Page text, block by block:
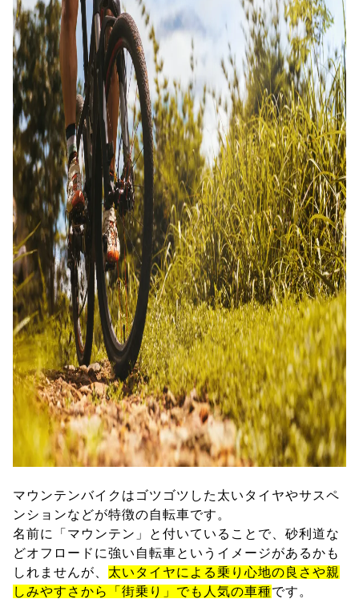
マウンテンバイクはゴツゴツした太いタイヤやサスペ
ンションなどが特徴の自転車です。
名前に「マウンテン」と付いていることで、砂利道な
どオフロードに強い自転車というイメージがあるかも
しれませんが、 太いタイヤによる乗り心地の良さや親
しみやすさから「街乗り」でも人気の車種です。